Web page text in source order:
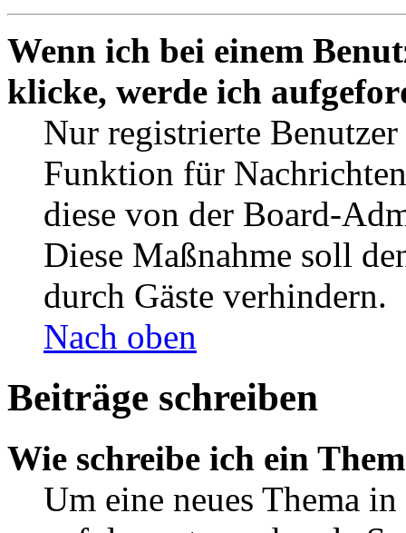
Wenn ich bei einem
klicke, werde ich
Nur registrierte
Funktion für
diese von der Board-
Diese Maßnahme soll
durch Gäste verhindern.
Nach oben
Beiträge schreiben
Wie schreibe ich ein
Um eine neues Thema